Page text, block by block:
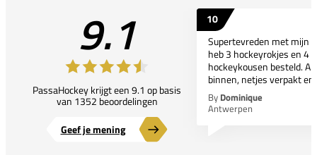
9.1
PassaHockey krijgt een 9.1 op basis
van 1352 beoordelingen
Geef je mening
10
Supertevreden met mijn
heb 3 hockeyrokjes en 4
hockeykousen besteld.
binnen, netjes verpakt
By Dominique
Antwerpen